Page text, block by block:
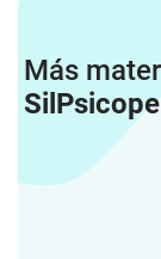
Más
SilPsicope